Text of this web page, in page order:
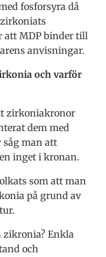
fosforsyra då
att MDP binder till
anvisningar.
och varför
zirkoniakronor
dem med
såg man att
inget i kronan.
som att man
på grund av
zikronia? Enkla
och